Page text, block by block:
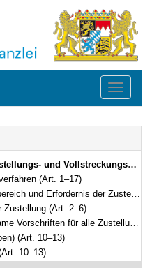
Toggle
Bekanntmachung vom 11. November 1970 (BayRS II S. 232) BayRS 2010-2-I (Art. 1–45)
(Art. 1–17)
und Erfordernis der Zustellung (Art. 1)
Zustellung (Art. 2–6)
für alle Zustellungsarten (Art. 7–9)
(Art. 10–13)
10–13)